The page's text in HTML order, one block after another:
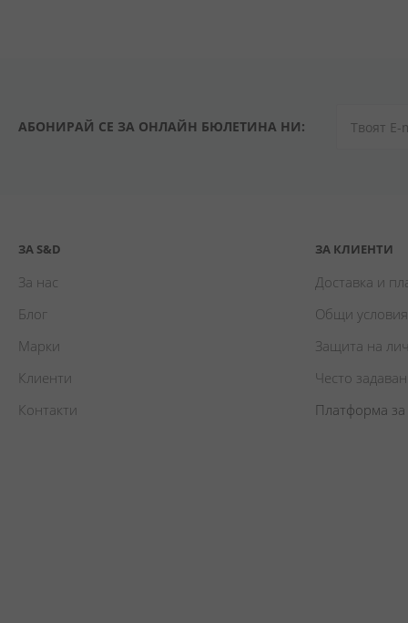
АБОНИРАЙ СЕ ЗА ОНЛАЙН БЮЛЕТИНА НИ:
ЗА S&D
За нас
Блог
Марки
Клиенти
Контакти
ЗА КЛИЕНТИ
Доставка и
Общи условия
Защита на
Често
Платформа